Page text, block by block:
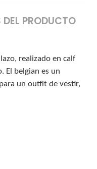
DEL PRODUCTO
realizado en calf
El belgian es un
un outfit de vestir,